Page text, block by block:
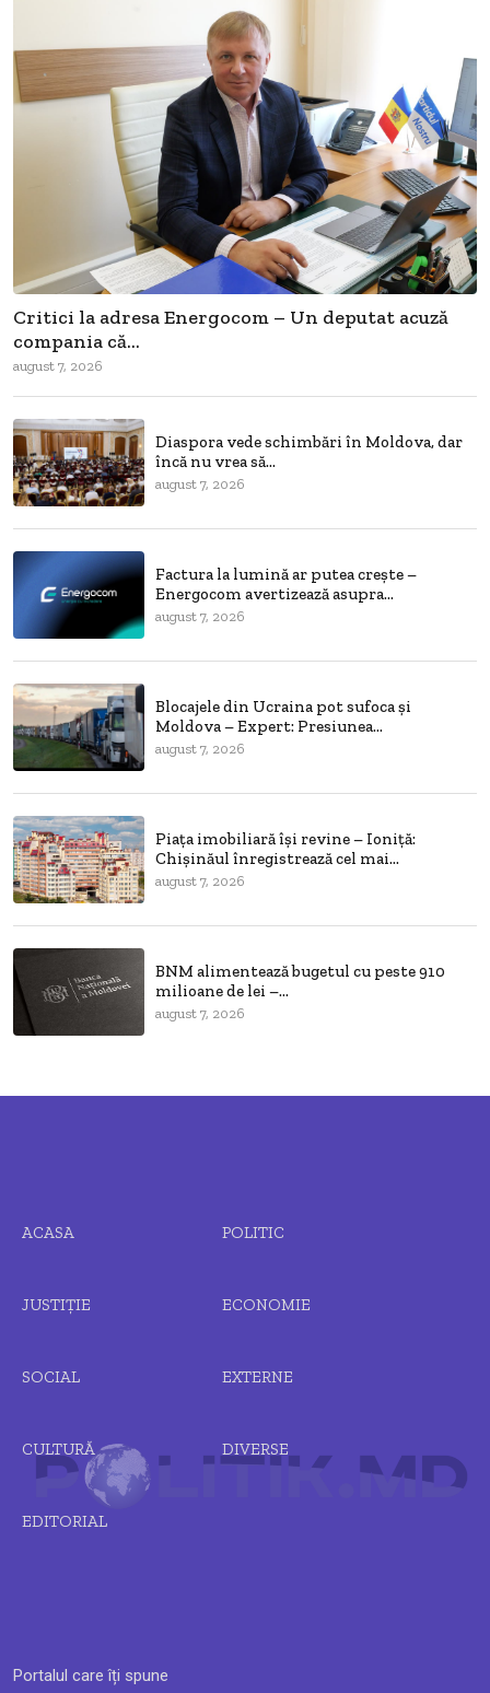
Critici la adresa Energocom – Un deputat acuză
compania că...
august 7, 2026
Diaspora vede schimbări în Moldova, dar
încă nu vrea să...
august 7, 2026
Factura la lumină ar putea crește –
Energocom avertizează asupra...
august 7, 2026
Blocajele din Ucraina pot sufoca și
Moldova – Expert: Presiunea...
august 7, 2026
Piața imobiliară își revine – Ioniță:
Chișinăul înregistrează cel mai...
august 7, 2026
BNM alimentează bugetul cu peste 910
milioane de lei –...
august 7, 2026
Portalul care îți spune
ACASA POLITIC
JUSTIȚIE ECONOMIE
SOCIAL EXTERNE
CULTURĂ DIVERSE
EDITORIAL